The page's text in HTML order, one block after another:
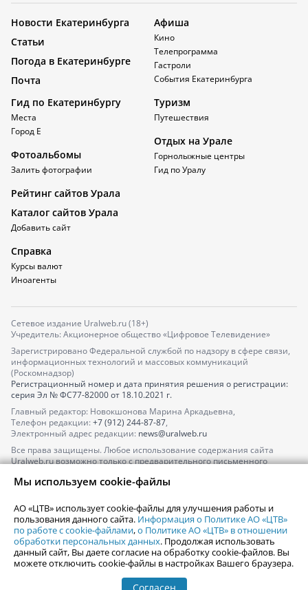
Новости Екатеринбурга
Статьи
Погода в Екатеринбурге
Почта
Афиша
Кино
Телепрограмма
Гастроли
События Екатеринбурга
Гид по Екатеринбургу
Места
Город Е
Фотоальбомы
Залить фотографии
Туризм
Путешествия
Отдых на Урале
Горнолыжные центры
Гид по Уралу
Рейтинг сайтов Урала
Каталог сайтов Урала
Добавить сайт
Справка
Курсы валют
Иноагенты
Сетевое издание Uralweb.ru (18+)
Учредитель: Акционерное общество «Цифровое Телевидение»
Зарегистрировано Федеральной службой по надзору в сфере связи,
информационных технологий и массовых коммуникаций
(Роскомнадзор)
Регистрационный номер и дата принятия решения о регистрации:
серия Эл № ФС77-82000от 18.10.2021 г.
Главный редактор: Новокшонова Марина Аркадьевна,
Телефон редакции: +7 (912) 244-87-87,
Электронный адрес редакции: news@uralweb.ru
Все права защищены. Любое использование содержания сайта
Uralweb.ru возможно только с предварительного письменного
По вопросам размещения рекламы обращайтесь по тел.
По вопросам размещения информации в разделе «Афиша»
afisha@uralweb.ru
Пользовательское соглашение на использование сайта
Политика АО «ЦТВ» в отношении обработки персональных данных
Мы используем cookie-файлы
АО «ЦТВ» использует cookie-файлы для улучшения работы и
пользования данного сайта. Информация о Политике АО «ЦТВ»
по работе с cookie-файлами,о Политике АО «ЦТВ» в отношении
обработки персональных данных. Продолжая использовать
данный сайт, Вы даете согласие на обработку cookie-файлов. Вы
можете отключить cookie-файлы в настройках Вашего браузера.
Согласен